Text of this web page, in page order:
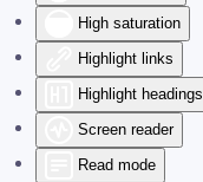
High saturation
Highlight links
Highlight headings
Screen reader
Read mode